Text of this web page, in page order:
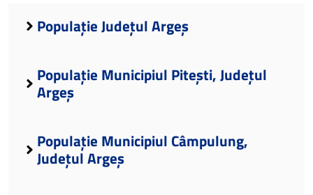
Populație Județul Argeș
Populație Municipiul Pitești, Județul
Argeș
Populație Municipiul Câmpulung,
Județul Argeș